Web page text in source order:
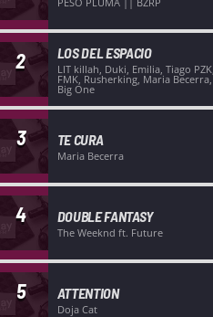
2 LOS DEL ESPACIO
LIT killah, Duki, Emilia, Tiago PZK,
FMK, Rusherking, Maria Becerra,
Big One
3 TE CURA
Maria Becerra
4 DOUBLE FANTASY
The Weeknd ft. Future
5 ATTENTION
Doja Cat